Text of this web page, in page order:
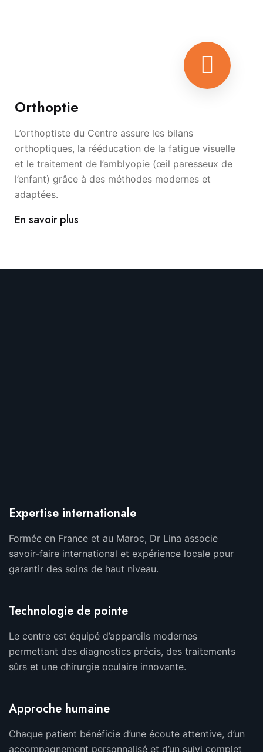
Orthoptie
L’orthoptiste du Centre assure les bilans
orthoptiques, la rééducation de la fatigue visuelle
et le traitement de l’amblyopie (œil paresseux de
l’enfant) grâce à des méthodes modernes et
adaptées.
En savoir plus
Expertise internationale
Formée en France et au Maroc, Dr Lina associe
savoir-faire international et expérience locale pour
garantir des soins de haut niveau.
Technologie de pointe
Le centre est équipé d’appareils modernes
permettant des diagnostics précis, des traitements
sûrs et une chirurgie oculaire innovante.
Approche humaine
Chaque patient bénéficie d’une écoute attentive, d’un
accompagnement personnalisé et d’un suivi complet